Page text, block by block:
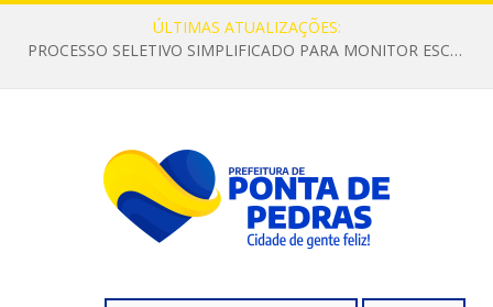
ÚLTIMAS ATUALIZAÇÕES:
PROCESSO SELETIVO SIMPLIFICADO PARA MONITOR ESCOLAR